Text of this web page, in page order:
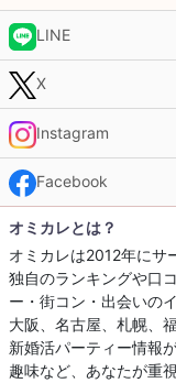
LINE
X
Instagram
Facebook
オミカレとは？
オミカレは2012年にサ
独自のランキングや口
ー・街コン・出会いの
大阪、名古屋、札幌、
新婚活パーティー情報
趣味など、あなたが重